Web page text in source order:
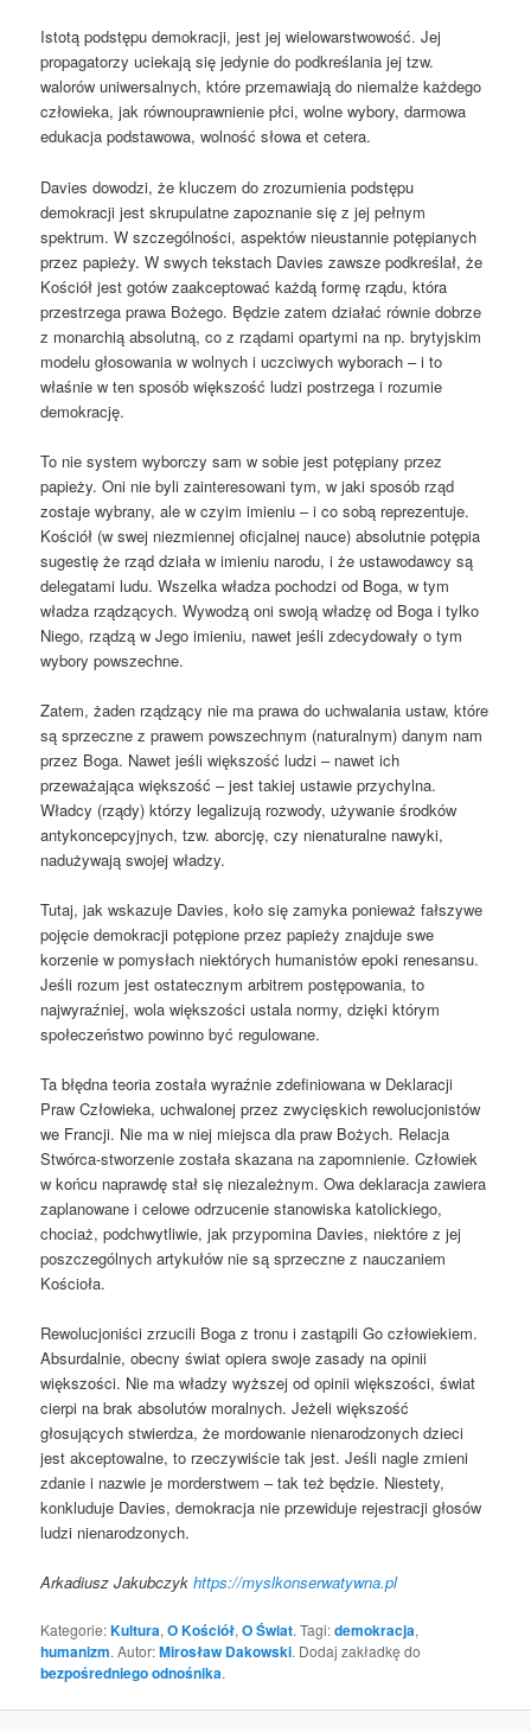
Istotą podstępu demokracji, jest jej wielowarstwowość. Jej
propagatorzy uciekają się jedynie do podkreślania jej tzw.
walorów uniwersalnych, które przemawiają do niemalże każdego
człowieka, jak równouprawnienie płci, wolne wybory, darmowa
edukacja podstawowa, wolność słowa et cetera.
Davies dowodzi, że kluczem do zrozumienia podstępu
demokracji jest skrupulatne zapoznanie się z jej pełnym
spektrum. W szczególności, aspektów nieustannie potępianych
przez papieży. W swych tekstach Davies zawsze podkreślał, że
Kościół jest gotów zaakceptować każdą formę rządu, która
przestrzega prawa Bożego. Będzie zatem działać równie dobrze
z monarchią absolutną, co z rządami opartymi na np. brytyjskim
modelu głosowania w wolnych i uczciwych wyborach – i to
właśnie w ten sposób większość ludzi postrzega i rozumie
demokrację.
To nie system wyborczy sam w sobie jest potępiany przez
papieży. Oni nie byli zainteresowani tym, w jaki sposób rząd
zostaje wybrany, ale w czyim imieniu – i co sobą reprezentuje.
Kościół (w swej niezmiennej oficjalnej nauce) absolutnie potępia
sugestię że ​​rząd działa w imieniu narodu, i że ustawodawcy są
delegatami ludu. Wszelka władza pochodzi od Boga, w tym
władza rządzących. Wywodzą oni swoją władzę od Boga i tylko
Niego, rządzą w Jego imieniu, nawet jeśli zdecydowały o tym
wybory powszechne.
Zatem, żaden rządzący nie ma prawa do uchwalania ustaw, które
są sprzeczne z prawem powszechnym (naturalnym) danym nam
przez Boga. Nawet jeśli większość ludzi – nawet ich
przeważająca większość – jest takiej ustawie przychylna.
Władcy (rządy) którzy legalizują rozwody, używanie środków
antykoncepcyjnych, tzw. aborcję, czy nienaturalne nawyki,
nadużywają swojej władzy.
Tutaj, jak wskazuje Davies, koło się zamyka ponieważ fałszywe
pojęcie demokracji potępione przez papieży znajduje swe
korzenie w pomysłach niektórych humanistów epoki renesansu.
Jeśli rozum jest ostatecznym arbitrem postępowania, to
najwyraźniej, wola większości ustala normy, dzięki którym
społeczeństwo powinno być regulowane.
Ta błędna teoria została wyraźnie zdefiniowana w Deklaracji
Praw Człowieka, uchwalonej przez zwycięskich rewolucjonistów
we Francji. Nie ma w niej miejsca dla praw Bożych. Relacja
Stwórca-stworzenie została skazana na zapomnienie. Człowiek
w końcu naprawdę stał się niezależnym. Owa deklaracja zawiera
zaplanowane i celowe odrzucenie stanowiska katolickiego,
chociaż, podchwytliwie, jak przypomina Davies, niektóre z jej
poszczególnych artykułów nie są sprzeczne z nauczaniem
Kościoła.
Rewolucjoniści zrzucili Boga z tronu i zastąpili Go człowiekiem.
Absurdalnie, obecny świat opiera swoje zasady na opinii
większości. Nie ma władzy wyższej od opinii większości, świat
cierpi na brak absolutów moralnych. Jeżeli większość
głosujących stwierdza, że ​​mordowanie nienarodzonych dzieci
jest akceptowalne, to rzeczywiście tak jest. Jeśli nagle zmieni
zdanie i nazwie je morderstwem – tak też będzie. Niestety,
konkluduje Davies, demokracja nie przewiduje rejestracji głosów
ludzi nienarodzonych.
Arkadiusz Jakubczyk https://myslkonserwatywna.pl
Kategorie:Kultura,O Kościół,O Świat. Tagi:demokracja,
humanizm. Autor:Mirosław Dakowski. Dodaj zakładkę do
bezpośredniego odnośnika.